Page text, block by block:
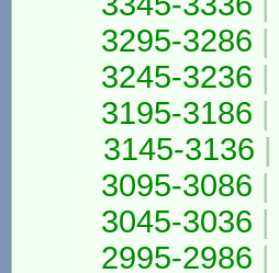
3295-3286 |
3245-3236 |
3195-3186 |
3145-3136 |
3095-3086 |
3045-3036 |
2995-2986 |